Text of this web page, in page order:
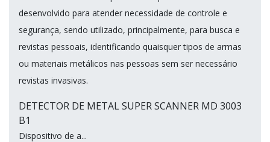
desenvolvido para atender necessidade de controle e
segurança, sendo utilizado, principalmente, para busca e
revistas pessoais, identificando quaisquer tipos de armas
ou materiais metálicos nas pessoas sem ser necessário
revistas invasivas.
DETECTOR DE METAL SUPER SCANNER MD 3003
B1
Dispositivo de a...